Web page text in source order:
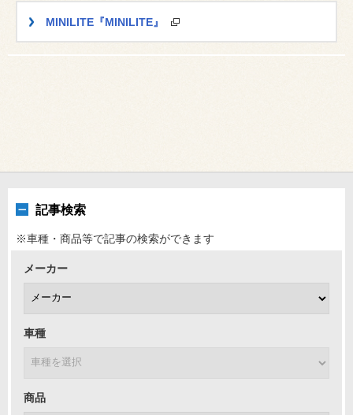
MINILITE『MINILITE』
記事検索
※車種・商品等で記事の検索ができます
メーカー
車種
商品